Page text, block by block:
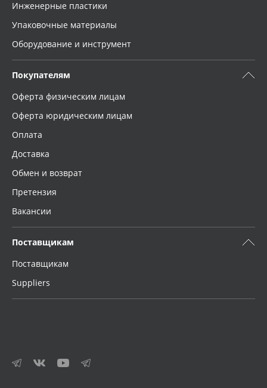
Инженерные пластики
Упаковочные материалы
Оборудование и инструмент
Покупателям
Оферта физическим лицам
Оферта юридическим лицам
Оплата
Доставка
Обмен и возврат
Претензия
Вакансии
Поставщикам
Поставщикам
Suppliers